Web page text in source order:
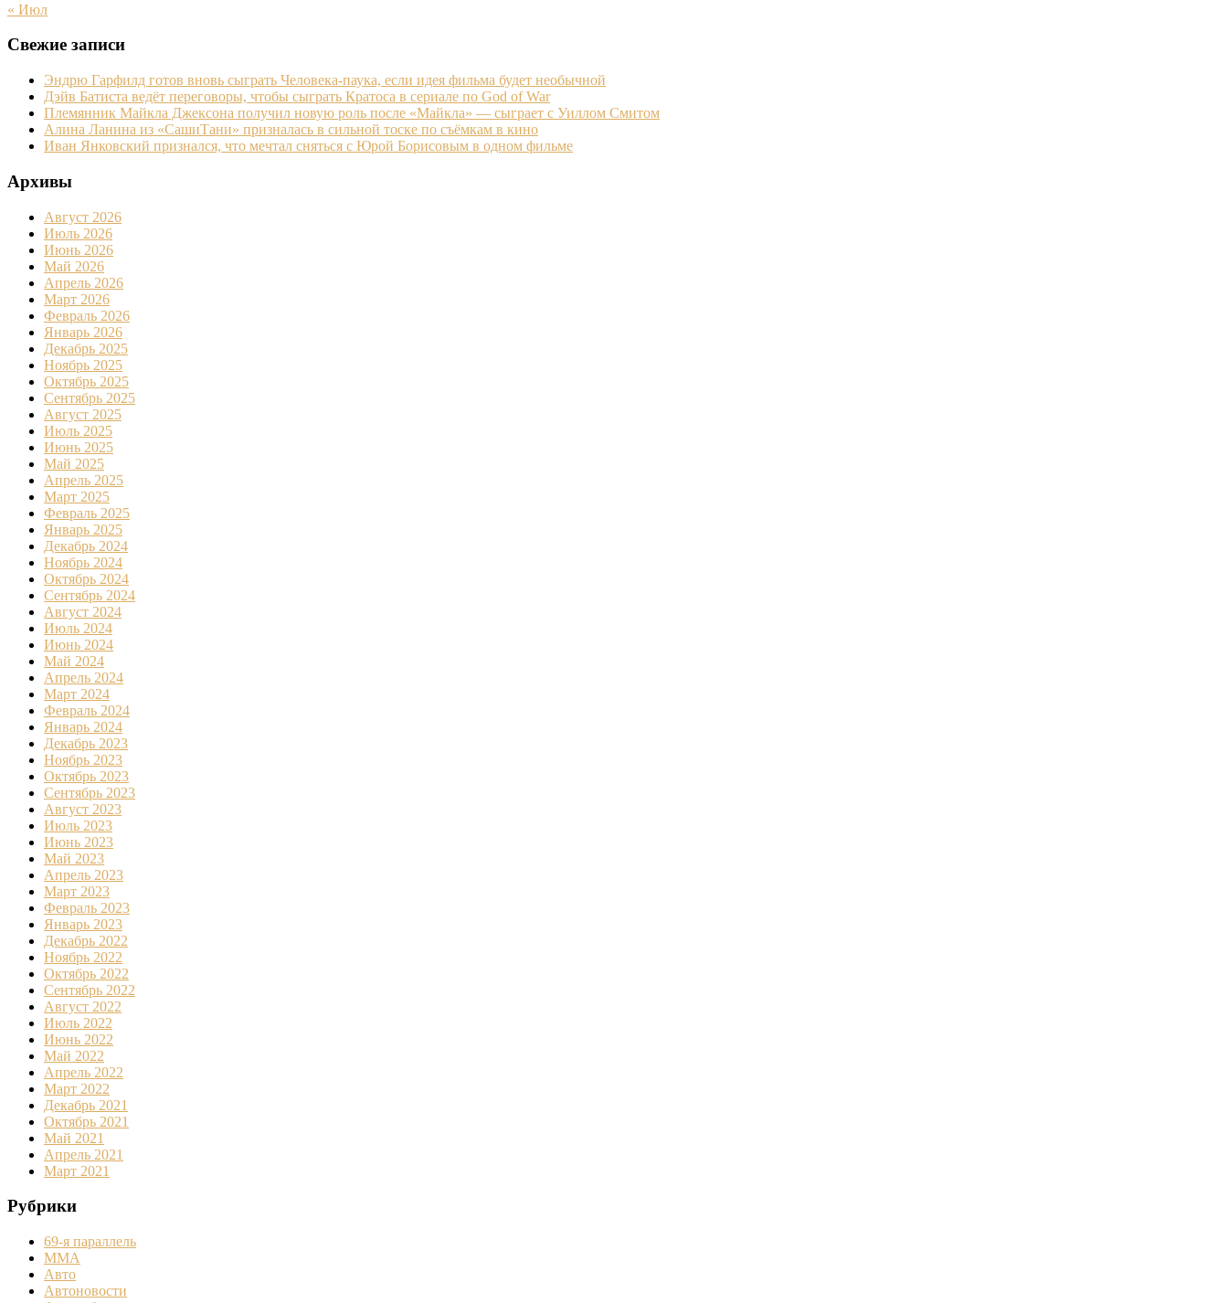
« Июл
Свежие записи
Эндрю Гарфилд готов вновь сыграть Человека-паука, если идея фильма будет необычной
Дэйв Батиста ведёт переговоры, чтобы сыграть Кратоса в сериале по God of War
Племянник Майкла Джексона получил новую роль после «Майкла» — сыграет с Уиллом Смитом
Алина Ланина из «СашиТани» призналась в сильной тоске по съёмкам в кино
Иван Янковский признался, что мечтал сняться с Юрой Борисовым в одном фильме
Архивы
Август 2026
Июль 2026
Июнь 2026
Май 2026
Апрель 2026
Март 2026
Февраль 2026
Январь 2026
Декабрь 2025
Ноябрь 2025
Октябрь 2025
Сентябрь 2025
Август 2025
Июль 2025
Июнь 2025
Май 2025
Апрель 2025
Март 2025
Февраль 2025
Январь 2025
Декабрь 2024
Ноябрь 2024
Октябрь 2024
Сентябрь 2024
Август 2024
Июль 2024
Июнь 2024
Май 2024
Апрель 2024
Март 2024
Февраль 2024
Январь 2024
Декабрь 2023
Ноябрь 2023
Октябрь 2023
Сентябрь 2023
Август 2023
Июль 2023
Июнь 2023
Май 2023
Апрель 2023
Март 2023
Февраль 2023
Январь 2023
Декабрь 2022
Ноябрь 2022
Октябрь 2022
Сентябрь 2022
Август 2022
Июль 2022
Июнь 2022
Май 2022
Апрель 2022
Март 2022
Декабрь 2021
Октябрь 2021
Май 2021
Апрель 2021
Март 2021
Рубрики
69-я параллель
MMA
Авто
Автоновости